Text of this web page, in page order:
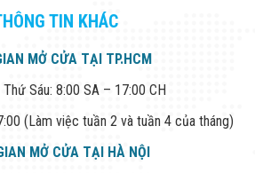
TIN KHÁC
MỞ CỬA TẠI TP.HCM
Sáu: 8:00 SA – 17:00 CH
(Làm việc tuần 2 và tuần 4 của tháng)
MỞ CỬA TẠI HÀ NỘI